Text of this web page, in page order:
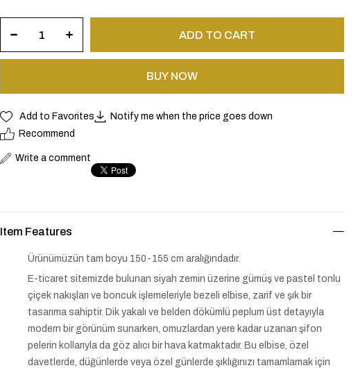
Add to Favorites
Notify me when the price goes down
Recommend
Write a comment
Item Features
Ürünümüzün tam boyu 150-155 cm aralığındadır.
E-ticaret sitemizde bulunan siyah zemin üzerine gümüş ve pastel tonlu
çiçek nakışları ve boncuk işlemeleriyle bezeli elbise, zarif ve şık bir
tasarıma sahiptir. Dik yakalı ve belden dökümlü peplum üst detayıyla
modern bir görünüm sunarken, omuzlardan yere kadar uzanan şifon
pelerin kollarıyla da göz alıcı bir hava katmaktadır. Bu elbise, özel
davetlerde, düğünlerde veya özel günlerde şıklığınızı tamamlamak için